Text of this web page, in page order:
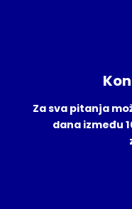
Za sva pitanja
dana između